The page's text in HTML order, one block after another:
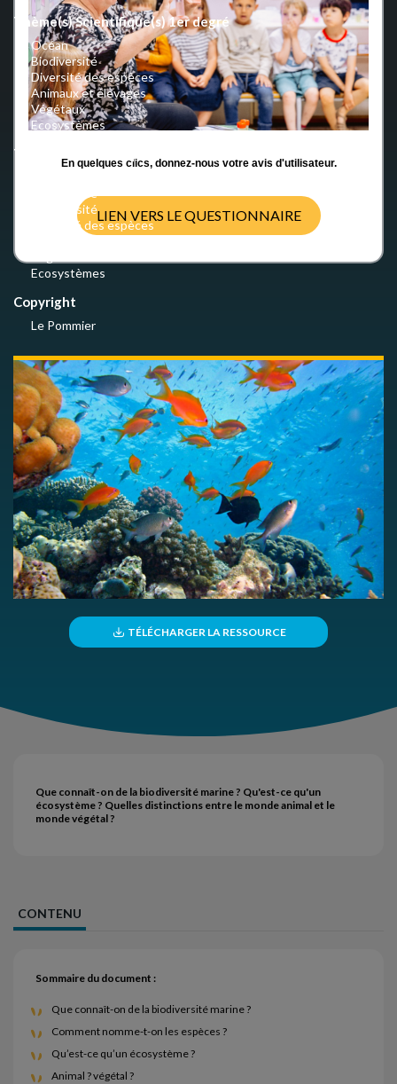
Thème(s) Scientifique(s) 1er degré
Océan
Biodiversité
Diversité des espèces
Animaux et élevages
Végétaux
Ecosystèmes
Thème(s) Scientifique(s) 2nd degré
Biodiversité
Biodiversité
Diversité des espèces
Ecosystèmes
Copyright
Le Pommier
TÉLÉCHARGER LA RESSOURCE
Que connaît-on de la biodiversité marine ? Qu'est-ce qu'un
écosystème ? Quelles distinctions entre le monde animal et le
monde végétal ?
CONTENU
Sommaire du document :
Que connaît-on de la biodiversité marine ?
Comment nomme-t-on les espèces ?
Qu’est-ce qu’un écosystème ?
Animal ? végétal ?
En quelques clics, donnez-nous votre avis d'utilisateur.
LIEN VERS LE QUESTIONNAIRE